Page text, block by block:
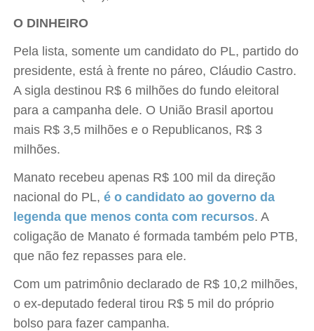
O DINHEIRO
Pela lista, somente um candidato do PL, partido do
presidente, está à frente no páreo, Cláudio Castro.
A sigla destinou R$ 6 milhões do fundo eleitoral
para a campanha dele. O União Brasil aportou
mais R$ 3,5 milhões e o Republicanos, R$ 3
milhões.
Manato recebeu apenas R$ 100 mil da direção
nacional do PL,é o candidato ao governo da
legenda que menos conta com recursos. A
coligação de Manato é formada também pelo PTB,
que não fez repasses para ele.
Com um patrimônio declarado de R$ 10,2 milhões,
o ex-deputado federal tirou R$ 5 mil do próprio
bolso para fazer campanha.